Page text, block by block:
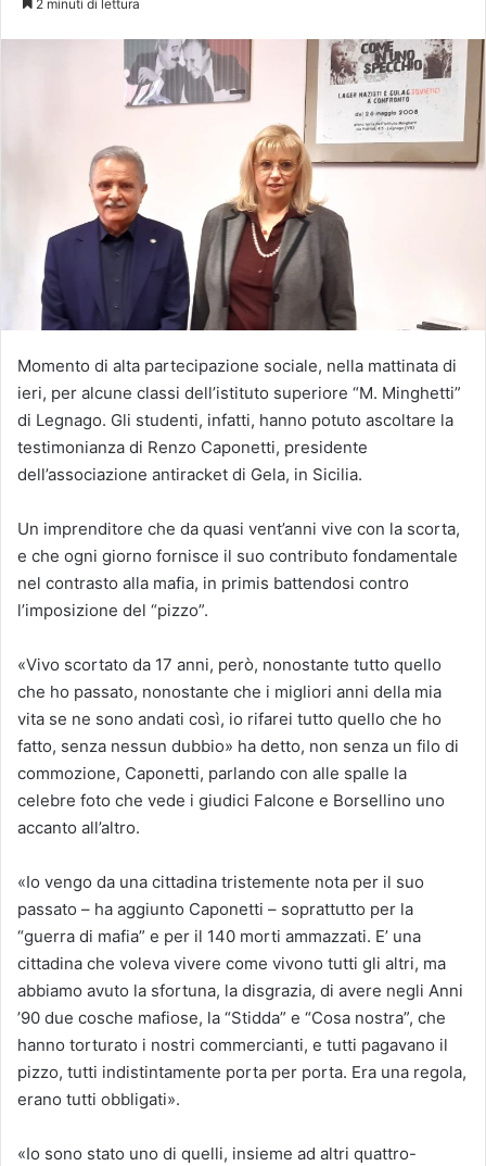
2 minuti di lettura
Momento di alta partecipazione sociale, nella mattinata di
ieri, per alcune classi dell’istituto superiore “M. Minghetti”
di Legnago. Gli studenti, infatti, hanno potuto ascoltare la
testimonianza di Renzo Caponetti, presidente
dell’associazione antiracket di Gela, in Sicilia.
Un imprenditore che da quasi vent’anni vive con la scorta,
e che ogni giorno fornisce il suo contributo fondamentale
nel contrasto alla mafia, in primis battendosi contro
l’imposizione del “pizzo”.
«Vivo scortato da 17 anni, però, nonostante tutto quello
che ho passato, nonostante che i migliori anni della mia
vita se ne sono andati così, io rifarei tutto quello che ho
fatto, senza nessun dubbio» ha detto, non senza un filo di
commozione, Caponetti, parlando con alle spalle la
celebre foto che vede i giudici Falcone e Borsellino uno
accanto all’altro.
«Io vengo da una cittadina tristemente nota per il suo
passato – ha aggiunto Caponetti – soprattutto per la
“guerra di mafia” e per il 140 morti ammazzati. E’ una
cittadina che voleva vivere come vivono tutti gli altri, ma
abbiamo avuto la sfortuna, la disgrazia, di avere negli Anni
’90 due cosche mafiose, la “Stidda” e “Cosa nostra”, che
hanno torturato i nostri commercianti, e tutti pagavano il
pizzo, tutti indistintamente porta per porta. Era una regola,
erano tutti obbligati».
«Io sono stato uno di quelli, insieme ad altri quattro-